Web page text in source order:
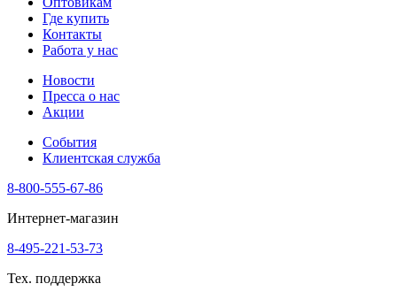
Где купить
Контакты
Работа у нас
Новости
Пресса о нас
Акции
События
Клиентская служба
8-800-555-67-86
Интернет-магазин
8-495-221-53-73
Тех. поддержка